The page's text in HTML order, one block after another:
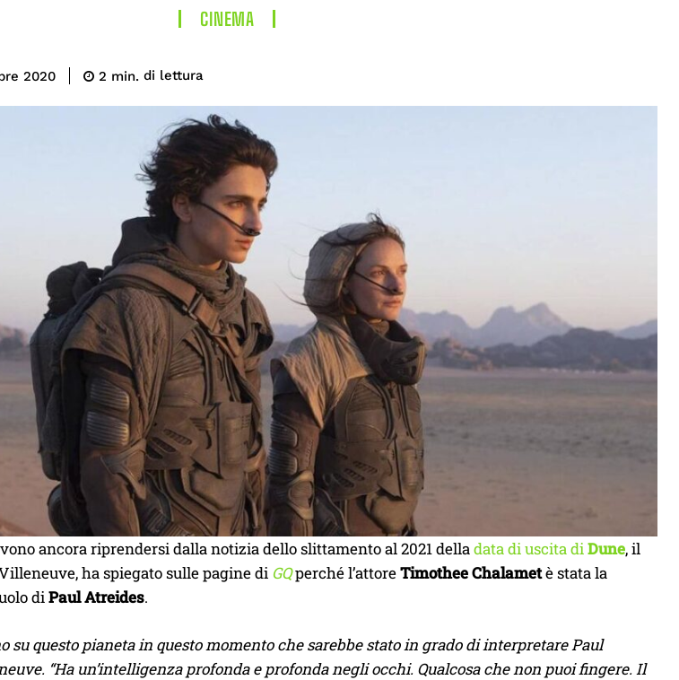
CINEMA
2020 2 min. di lettura
ancora riprendersi dalla notizia dello slittamento al 2021 delladata di uscita diDune, il
ha spiegato sulle pagine di GQperché l’attoreTimothee Chalametè stata la
diPaul Atreides.
su questo pianeta in questo momento che sarebbe stato in grado di interpretare Paul
“Ha un’intelligenza profonda e profonda negli occhi. Qualcosa che non puoi fingere. Il